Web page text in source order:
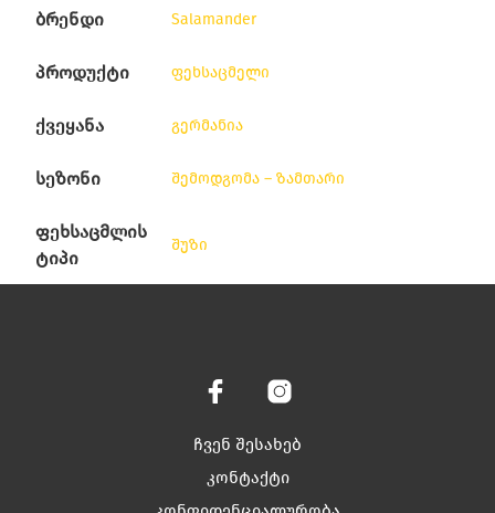
ბრენდი Salamander
პროდუქტი ფეხსაცმელი
ქვეყანა გერმანია
სეზონი შემოდგომა – ზამთარი
ფეხსაცმლის
ტიპი
შუზი
ჩვენ შესახებ
კონტაქტი